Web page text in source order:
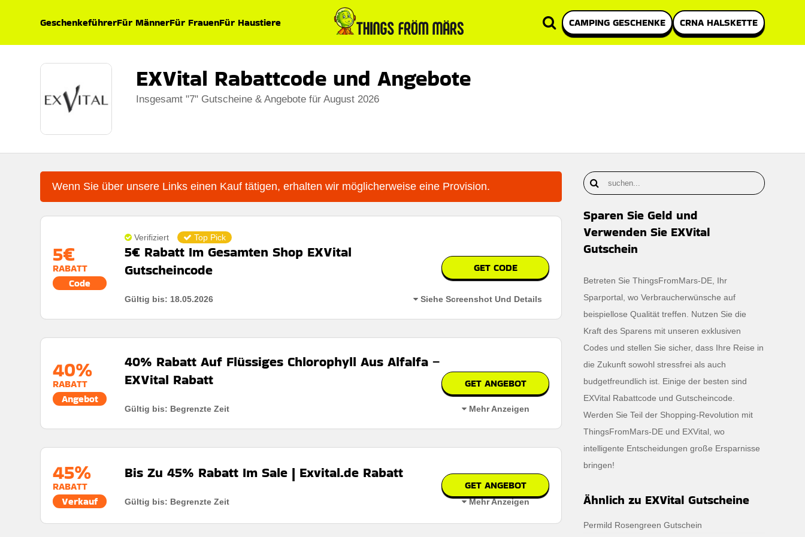
GeschenkeführerFür MännerFür FrauenFür Haustiere CAMPING GESCHENKE CRNA HALSKETTE
EXVital Rabattcode und Angebote
Insgesamt "7" Gutscheine & Angebote für August 2026
Wenn Sie über unsere Links einen Kauf tätigen, erhalten wir möglicherweise eine Provision.
5€
RABATT
Code
Verifiziert Top Pick
5€ Rabatt Im Gesamten Shop EXVital
Gutscheincode
Gültig bis: 18.05.2026 Siehe Screenshot Und Details
GET CODE
40%
RABATT
Angebot
40% Rabatt Auf Flüssiges Chlorophyll Aus Alfalfa –
EXVital Rabatt
Gültig bis: Begrenzte Zeit Mehr Anzeigen
GET ANGEBOT
Berechtigung:Für alle kunden
Art des Angebots:Zeitlich begrenztes angebot
45%
RABATT
Verkauf
Bis Zu 45% Rabatt Im Sale | Exvital.de Rabatt
Gültig bis: Begrenzte Zeit Mehr Anzeigen
GET ANGEBOT
Sparen Sie Geld und
Verwenden Sie EXVital
Gutschein
Betreten Sie ThingsFromMars-DE, Ihr
Sparportal, wo Verbraucherwünsche auf
beispiellose Qualität treffen. Nutzen Sie die
Kraft des Sparens mit unseren exklusiven
Codes und stellen Sie sicher, dass Ihre Reise in
die Zukunft sowohl stressfrei als auch
budgetfreundlich ist. Einige der besten sind
EXVital Rabattcode und Gutscheincode.
Werden Sie Teil der Shopping-Revolution mit
ThingsFromMars-DE und EXVital, wo
intelligente Entscheidungen große Ersparnisse
bringen!
Ähnlich zu EXVital Gutscheine
Permild Rosengreen Gutschein